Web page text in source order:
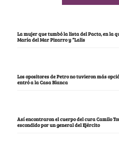
La mujer que tumbó la lista del Pacto, en la
María del Mar Pizarro y “Lalis
Los opositores de Petro no tuvieron más
entró a la Casa Blanca
Así encontraron el cuerpo del cura Camilo
escondido por un general del Ejército